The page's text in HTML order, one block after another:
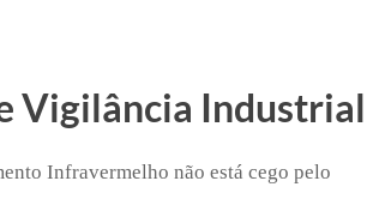
Vigilância Industrial
Infravermelho não está cego pelo